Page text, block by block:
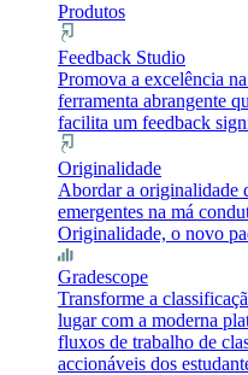
Produtos
Feedback Studio
Promova a excelência
ferramenta abrangente
facilita um feedback
Originalidade
Abordar a originalidade
emergentes na má
Originalidade, o novo
Gradescope
Transforme a
lugar com a moderna
fluxos de trabalho de
accionáveis dos